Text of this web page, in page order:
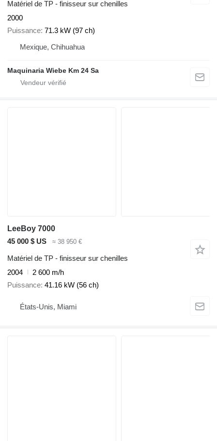
Matériel de TP - finisseur sur chenilles
2000
Puissance 71.3 kW (97 ch)
Mexique, Chihuahua
Maquinaria Wiebe Km 24 Sa
LeeBoy 7000
45 000 $ US
≈ 38 950 €
Matériel de TP - finisseur sur chenilles
2004
2 600 m/h
Puissance 41.16 kW (56 ch)
États-Unis, Miami